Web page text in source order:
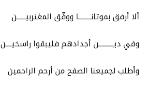
ألا أرفق بموتانـــــــــا ووفّق المغتربيــــــن
وفي ديــــــــــن أجدادهم فليبقوا راسخيــــن
وأطلب لجميعنا الصفح من أرحم الراحمين